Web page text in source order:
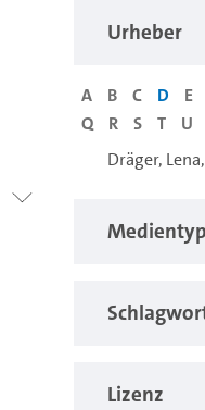
Urheber
A B C D E
Q
R S T U
Dräger,
Medientyp
Lizenz